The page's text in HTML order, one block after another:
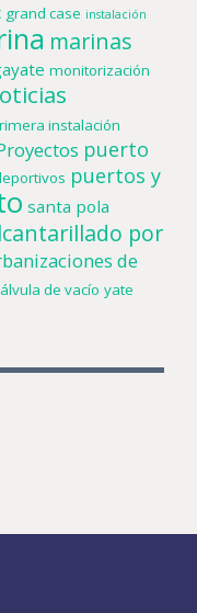
grand case instalación
marinas
monitorización
instalación
puerto
puertos y
santa pola
por
de
de vacío yate